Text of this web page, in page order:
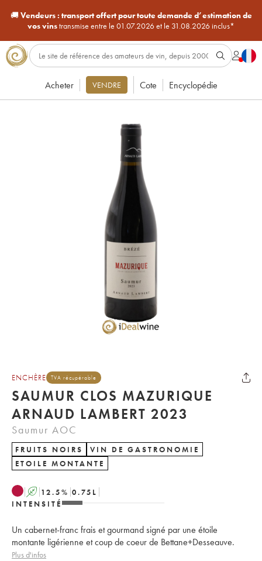
🚚Vendeurs : transport offert pour toute demande d’estimation de
vos vinstransmise entre le 01.07.2026 et le 31.08.2026 inclus*
Acheter VENDRE Cote Encyclopédie
ENCHÈRE TVA récupérable
SAUMUR CLOS MAZURIQUE
ARNAUD LAMBERT 2023
Saumur AOC
FRUITS NOIRS
VIN DE GASTRONOMIE
ETOILE MONTANTE
A 12.5% 0.75 L
INTENSITÉ
Un cabernet-franc frais et gourmand signé par une étoile
montante ligérienne et coup de coeur de Bettane+Desseauve.
Plus d'infos